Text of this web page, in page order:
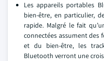
Les appareils portables
bien-être, en particulier,
rapide. Malgré le fait
connectées assument des
et du bien-être, les
Bluetooth verront une